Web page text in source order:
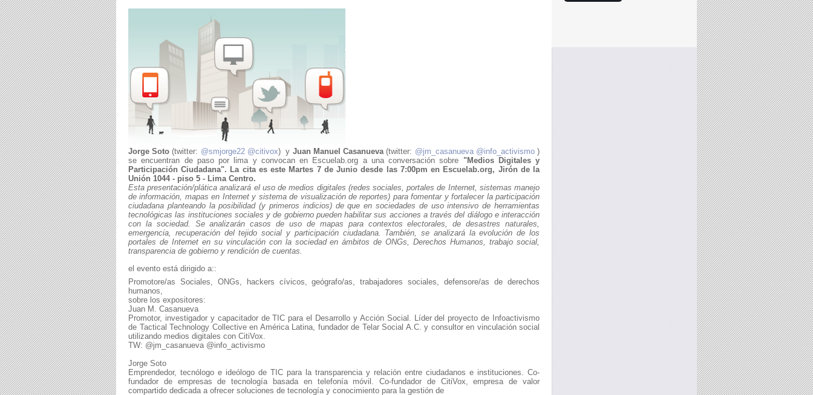
Jorge Soto(twitter: @smjorge22 @citivox) y Juan Manuel Casanueva(twitter: @jm_casanueva @info_activismo)
se encuentran de paso por lima y convocan en Escuelab.org a una conversación sobre "Medios Digitales y
Participación Ciudadana". La cita es este Martes 7 de Junio desde las 7:00pm en Escuelab.org, Jirón de la
Unión 1044 - piso 5 - Lima Centro.
Esta presentación/plática analizará el uso de medios digitales (redes sociales, portales de Internet, sistemas manejo
de información, mapas en Internet y sistema de visualización de reportes) para fomentar y fortalecer la participación
ciudadana planteando la posibilidad (y primeros indicios) de que en sociedades de uso intensivo de herramientas
tecnológicas las instituciones sociales y de gobierno pueden habilitar sus acciones a través del diálogo e interacción
con la sociedad. Se analizarán casos de uso de mapas para contextos electorales, de desastres naturales,
emergencia, recuperación del tejido social y participación ciudadana. También, se analizará la evolución de los
portales de Internet en su vinculación con la sociedad en ámbitos de ONGs, Derechos Humanos, trabajo social,
transparencia de gobierno y rendición de cuentas.
el evento está dirigido a::
Promotore/as Sociales, ONGs, hackers cívicos, geógrafo/as, trabajadores sociales, defensore/as de derechos
humanos,
sobre los expositores:
Juan M. Casanueva
Promotor, investigador y capacitador de TIC para el Desarrollo y Acción Social. Líder del proyecto de Infoactivismo
de Tactical Technology Collective en América Latina, fundador de Telar Social A.C. y consultor en vinculación social
utilizando medios digitales con CitiVox.
TW: @jm_casanueva @info_activismo
Jorge Soto
Emprendedor, tecnólogo e ideólogo de TIC para la transparencia y relación entre ciudadanos e instituciones. Co-
fundador de empresas de tecnología basada en telefonía móvil. Co-fundador de CitiVox, empresa de valor
compartido dedicada a ofrecer soluciones de tecnología y conocimiento para la gestión de